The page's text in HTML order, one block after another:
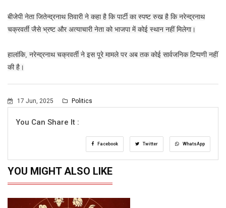
बीजेपी नेता जितेन्द्रनाथ तिवारी ने कहा है कि पार्टी का स्पष्ट रुख है कि नरेन्द्रनाथ
चक्रवर्ती जैसे भ्रष्ट और अत्याचारी नेता को भाजपा में कोई स्थान नहीं मिलेगा।
हालांकि, नरेन्द्रनाथ चक्रवर्ती ने इस पूरे मामले पर अब तक कोई सार्वजनिक टिप्पणी नहीं
की है।
17 Jun, 2025 Politics
You Can Share It :
Facebook Twitter WhatsApp
YOU MIGHT ALSO LIKE